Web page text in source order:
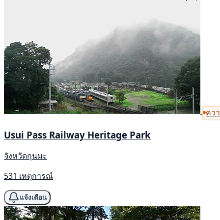
คว
Usui Pass Railway Heritage Park
จังหวัดกุนมะ
531 เหตุการณ์
แจ้งเตือน